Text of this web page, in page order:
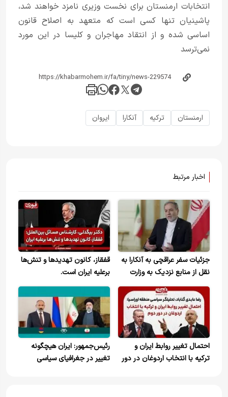
انتخابات ارمنستان برای نخست وزیری نامزد خواهند شد،
پاشینیان تنها کسی است که متعهد به اصلاح قانون
اساسی شده و از انتقاد مهاجران و کلیسا در این مورد
نمی‌ترسد
ارمنستان ترکیه آنکارا ایروان
اخبار مرتبط
جزئیات سفر عراقچی به آنکارا به
نقل از منابع نزدیک به وزارت
خارجه ترکیه
قفقاز، کانون تهدیدها و تنش‌ها
برعلیه ایران است.
احتمال تغییر روابط ایران و
ترکیه با انتخاب اردوغان در دور
رئیس‌جمهور: ایران هیچگونه
تغییر در جغرافیای سیاسی